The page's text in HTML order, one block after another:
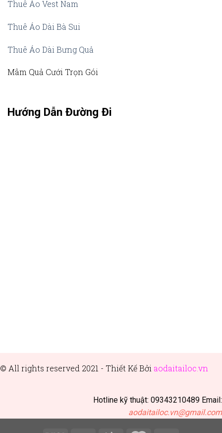
Thuê Áo Vest Nam
Thuê Áo Dài Bà Sui
Thuê Áo Dài Bưng Quả
Mâm Quả Cưới Trọn Gói
Hướng Dẫn Đường Đi
© All rights reserved 2021 - Thiết Kế Bởi aodaitailoc.vn
Hotline kỹ thuật: 09343210489 Email:
aodaitailoc.vn@gmail.com